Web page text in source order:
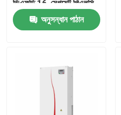
বাড়ি
ভিএফডি 16-সেগমেন্ট পিএলসি
মাল্টি-স্পিড অপারেশন সমর্থনকারী
ভিএফডি অনুসন্ধান পাঠান